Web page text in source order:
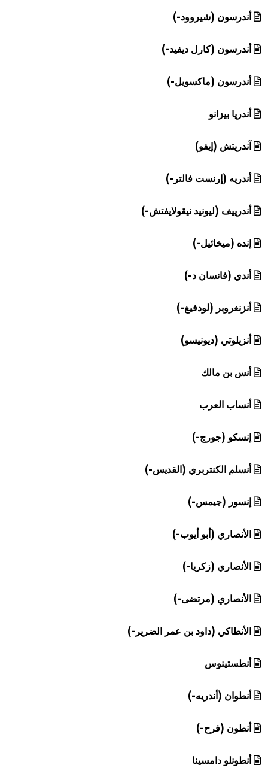
أندرسون (شيروود-)
أندرسون (كارل ديفيد-)
أندرسون (ماكسويل-)
أندريا بيزانو
آندريتش (إيفو)
أندريه (إرنست فالتر-)
أندرييف (ليونيد نيقولايفتش-)
إنده (ميخائيل-)
أندي (فانسان د-)
أنزنغروبر (لودفيغ-)
أنزيلوتي (ديونيسو)
أنس بن مالك
أنساب العرب
إنسكو (جورج-)
أنسلم الكنتربري (القديس-)
إنسور (جيمس-)
الأنصاري (أبو أيوب-)
الأنصاري (زكريا-)
الأنصاري (مرتضى-)
الأنطاكي (داود بن عمر الضرير-)
أنطستينوس
أنطوان (أندريه-)
أنطون (فرح-)
أنطونلو دامسينا